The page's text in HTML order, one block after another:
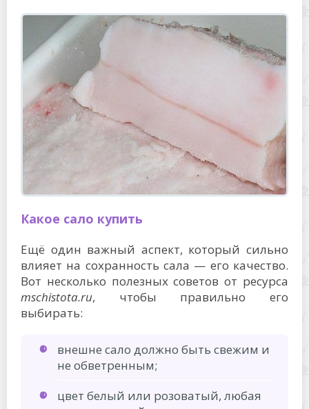
Какое сало купить
Ещё один важный аспект, который сильно
влияет на сохранность сала — его качество.
Вот несколько полезных советов от ресурса
mschistota.ru, чтобы правильно его
выбирать:
внешне сало должно быть свежим и
не обветренным;
цвет белый или розоватый, любая